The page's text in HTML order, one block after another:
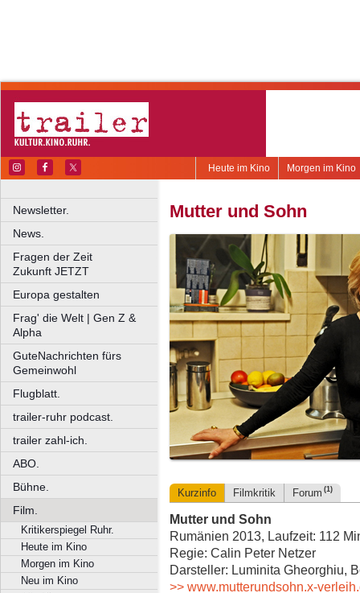
Morgen im Kino
Heute im Kino
Newsletter.
News.
Fragen der Zeit
Zukunft JETZT
Europa gestalten
Frag' die Welt | Gen Z &
Alpha
GuteNachrichten fürs
Gemeinwohl
Flugblatt.
trailer-ruhr podcast.
trailer zahl-ich.
ABO.
Bühne.
Film.
Kritikerspiegel Ruhr.
Heute im Kino
Morgen im Kino
Neu im Kino
Mutter und Sohn
Kurzinfo Filmkritik Forum (1)
Mutter und Sohn
Rumänien 2013, Laufzeit: 112
Regie: Calin Peter Netzer
Darsteller: Luminita Gheorghiu,
>> www.mutterundsohn.x-